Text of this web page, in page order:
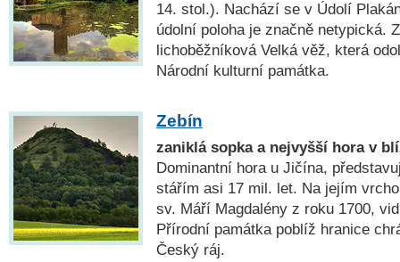
14. stol.). Nachází se v Údolí
údolní poloha je značně netypická.
lichoběžníková Velká věž, která
Národní kulturní památka.
Zebín
zaniklá sopka a nejvyšší hora v
Dominantní hora u Jičína,
stářím asi 17 mil. let. Na jejím
sv. Máří Magdalény z roku 1700,
Přírodní památka poblíž hranice
Český ráj.